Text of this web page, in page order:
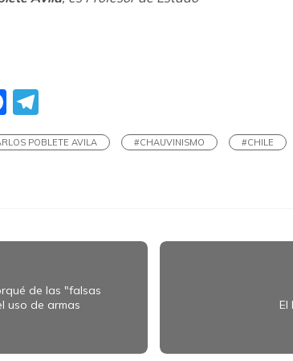
Facebook
POBLETE AVILA #CHAUVINISMO #CHILE
de las "falsas
uso de armas
El